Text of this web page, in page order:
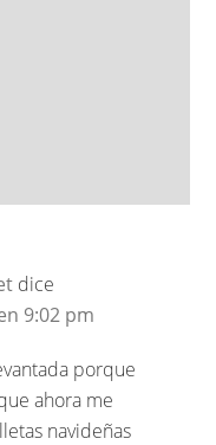
dice
9:02 pm
porque
ahora me
navideñas